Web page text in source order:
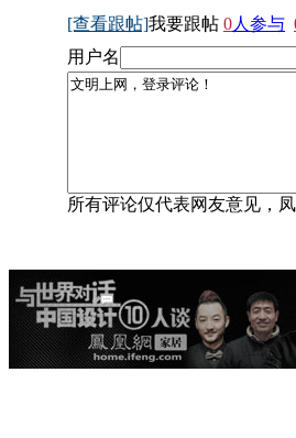
[查看跟帖]我要跟帖 0人参与
用户名
所有评论仅代表网友意见，